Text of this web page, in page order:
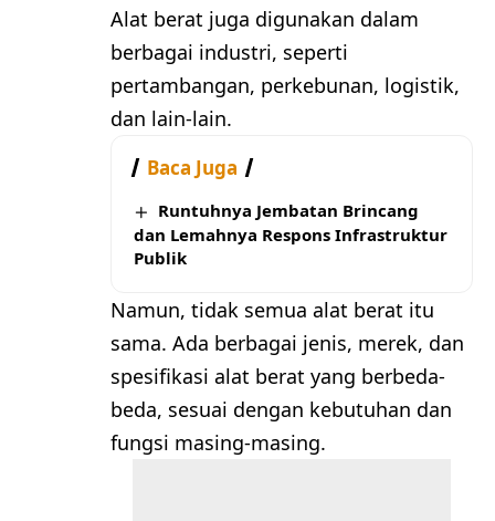
Alat berat juga digunakan dalam
berbagai industri, seperti
pertambangan, perkebunan, logistik,
dan lain-lain.
Baca Juga
Runtuhnya Jembatan Brincang
dan Lemahnya Respons Infrastruktur
Publik
Namun, tidak semua alat berat itu
sama. Ada berbagai jenis, merek, dan
spesifikasi alat berat yang berbeda-
beda, sesuai dengan kebutuhan dan
fungsi masing-masing.